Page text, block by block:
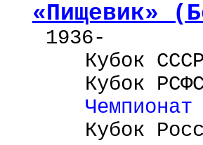
«Пищевик»
1936-
Кубок СССР
Кубок
Кубок